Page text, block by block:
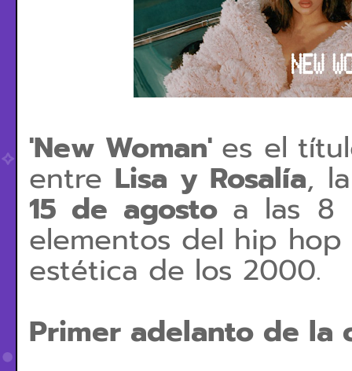
'New Woman' es el
entre Lisa y Rosalía,
15 de agosto a las 8
elementos del hip
estética de los 2000.
Primer adelanto de la